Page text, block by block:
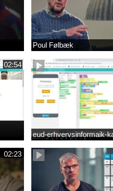
Poul Følbæk
02:54
eud-erhvervsinformaik-
02:23